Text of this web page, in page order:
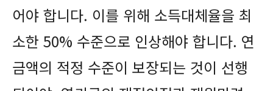
어야 합니다. 이를 위해 소득대체율을 최
소한 50% 수준으로 인상해야 합니다. 연
금액의 적정 수준이 보장되는 것이 선행